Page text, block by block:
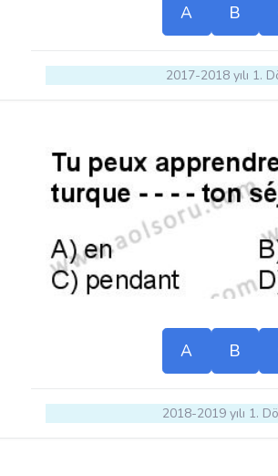
A B
2017-2018 yılı 1.
A B
2018-2019 yılı 1.